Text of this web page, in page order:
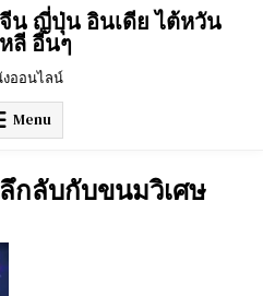
จีน ญี่ปุ่น อินเดีย ไต้หวัน
ลี อื่นๆ
ออนไลน์
Menu
กลับกับขนมวิเศษ
on
รีวิว
หนัง: